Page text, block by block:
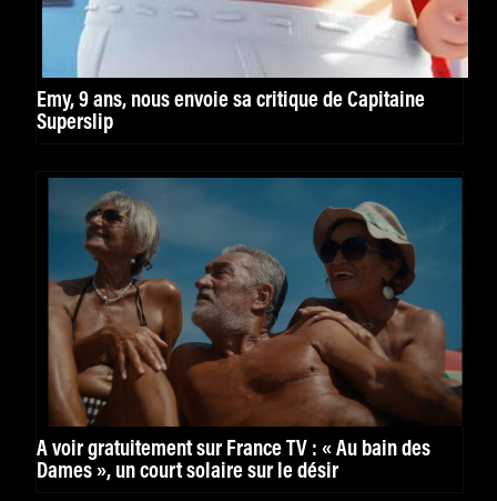
Emy, 9 ans, nous envoie sa critique de Capitaine
Superslip
À voir gratuitement sur France TV : « Au bain des
Dames », un court solaire sur le désir